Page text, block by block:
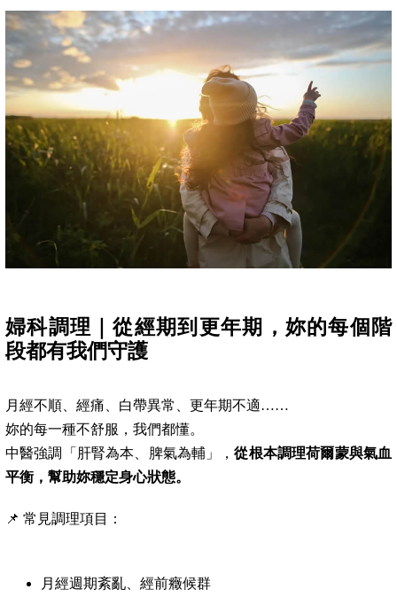
婦科調理｜從經期到更年期，妳的每個階
段都有我們守護
月經不順、經痛、白帶異常、更年期不適……
妳的每一種不舒服，我們都懂。
中醫強調「肝腎為本、脾氣為輔」，從根本調理荷爾蒙與氣血
平衡，幫助妳穩定身心狀態。
📌 常見調理項目：
月經週期紊亂、經前癥候群